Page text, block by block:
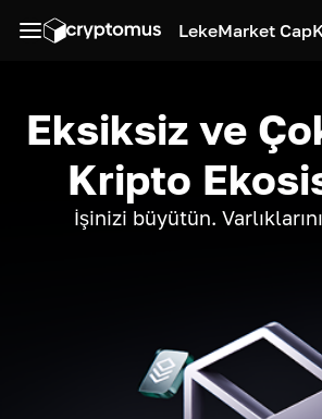
LekeMarket Cap
Eksiksiz ve
Kripto
İşinizi büyütün.